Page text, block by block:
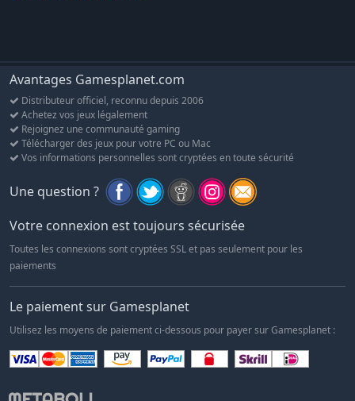
Avantages Gamesplanet.com
Distributeur officiel, reconnu depuis 2006
Achetez vos jeux légalement
Rejoignez une communauté gaming
Télécharger des jeux pour votre PC ou Mac
Vos informations personnelles sont cryptées en toute sécurité
Une question ?
Votre connexion est toujours sécurisée
Toutes les connexions sont cryptées SSL et pas seulement pour les
paiements
Le paiement sur Gamesplanet
Utilisez les moyens de paiement ci-dessous pour payer sur Gamesplanet :